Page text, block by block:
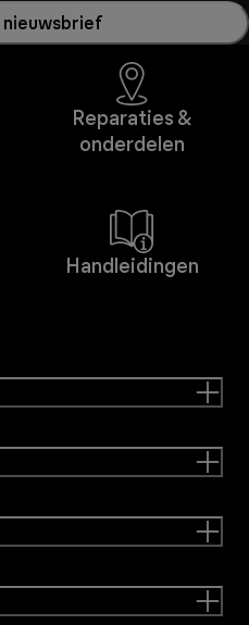
nieuwsbrief
Reparaties &
onderdelen
Handleidingen